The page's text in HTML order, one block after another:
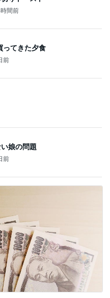
む
を後悔した物
体の悲鳴
ール最終日
のパフェ
前